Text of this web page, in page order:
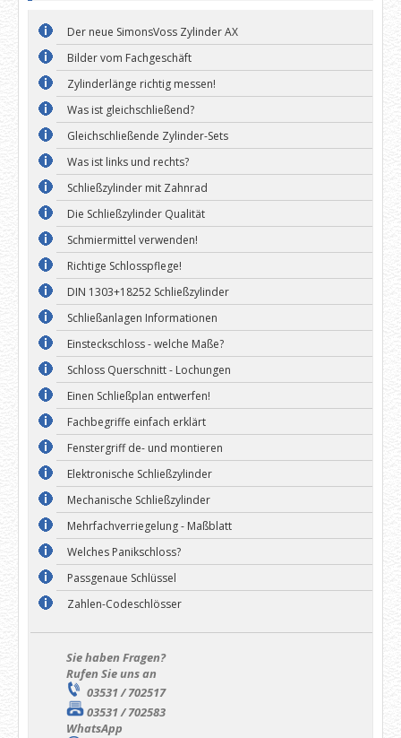
Der neue SimonsVoss Zylinder AX
Bilder vom Fachgeschäft
Zylinderlänge richtig messen!
Was ist gleichschließend?
Gleichschließende Zylinder-Sets
Was ist links und rechts?
Schließzylinder mit Zahnrad
Die Schließzylinder Qualität
Schmiermittel verwenden!
Richtige Schlosspflege!
DIN 1303+18252 Schließzylinder
Schließanlagen Informationen
Einsteckschloss - welche Maße?
Schloss Querschnitt - Lochungen
Einen Schließplan entwerfen!
Fachbegriffe einfach erklärt
Fenstergriff de- und montieren
Elektronische Schließzylinder
Mechanische Schließzylinder
Mehrfachverriegelung - Maßblatt
Welches Panikschloss?
Passgenaue Schlüssel
Zahlen-Codeschlösser
Sie haben Fragen?
Rufen Sie uns an
03531 / 702517
03531 / 702583
WhatsApp